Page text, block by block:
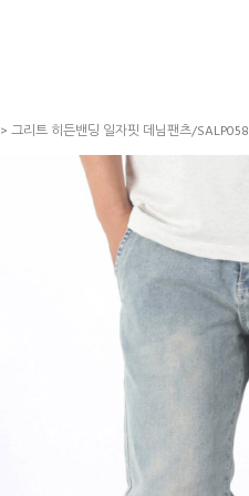
> 그리트 히든밴딩 일자핏 데님팬츠/SALP058